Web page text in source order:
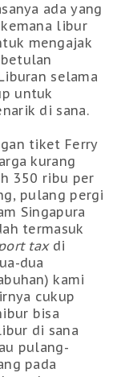
ada yang
libur
mengajak
selama
untuk
di sana.
tiket Ferry
kurang
350 ribu per
pulang pergi
Singapura
termasuk
taxdi
dua
kami
cukup
bisa
di sana
pulang-
pada